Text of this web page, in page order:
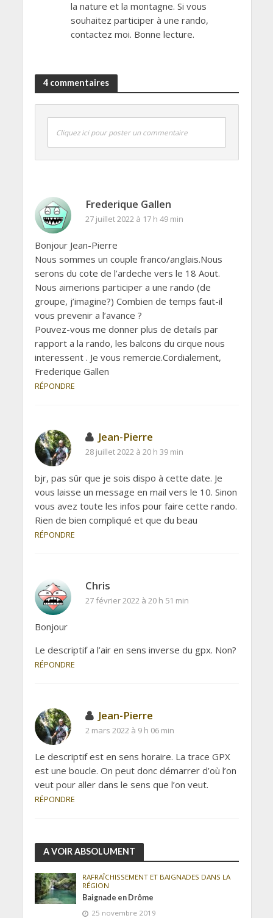
la nature et la montagne. Si vous
souhaitez participer à une rando,
contactez moi. Bonne lecture.
4 commentaires
Cliquez ici pour poster un commentaire
Frederique Gallen
27 juillet 2022 à 17 h 49 min
Bonjour Jean-Pierre
Nous sommes un couple franco/anglais.Nous
serons du cote de l’ardeche vers le 18 Aout.
Nous aimerions participer a une rando (de
groupe, j’imagine?) Combien de temps faut-il
vous prevenir a l’avance ?
Pouvez-vous me donner plus de details par
rapport a la rando, les balcons du cirque nous
interessent . Je vous remercie.Cordialement,
Frederique Gallen
RÉPONDRE
Jean-Pierre
28 juillet 2022 à 20 h 39 min
bjr, pas sûr que je sois dispo à cette date. Je
vous laisse un message en mail vers le 10. Sinon
vous avez toute les infos pour faire cette rando.
Rien de bien compliqué et que du beau
RÉPONDRE
Chris
27 février 2022 à 20 h 51 min
Bonjour
Le descriptif a l’air en sens inverse du gpx. Non?
RÉPONDRE
Jean-Pierre
2 mars 2022 à 9 h 06 min
Le descriptif est en sens horaire. La trace GPX
est une boucle. On peut donc démarrer d’où l’on
veut pour aller dans le sens que l’on veut.
RÉPONDRE
A VOIR ABSOLUMENT
RAFRAÎCHISSEMENT ET BAIGNADES DANS LA
RÉGION
Baignade en Drôme
25 novembre 2019